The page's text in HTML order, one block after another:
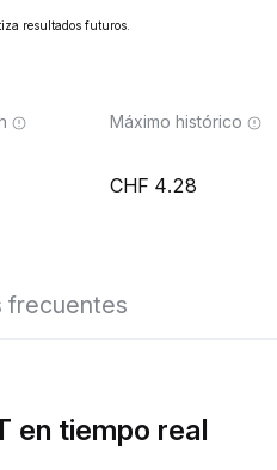
resultados futuros.
Máximo histórico
4.28
frecuentes
en tiempo real